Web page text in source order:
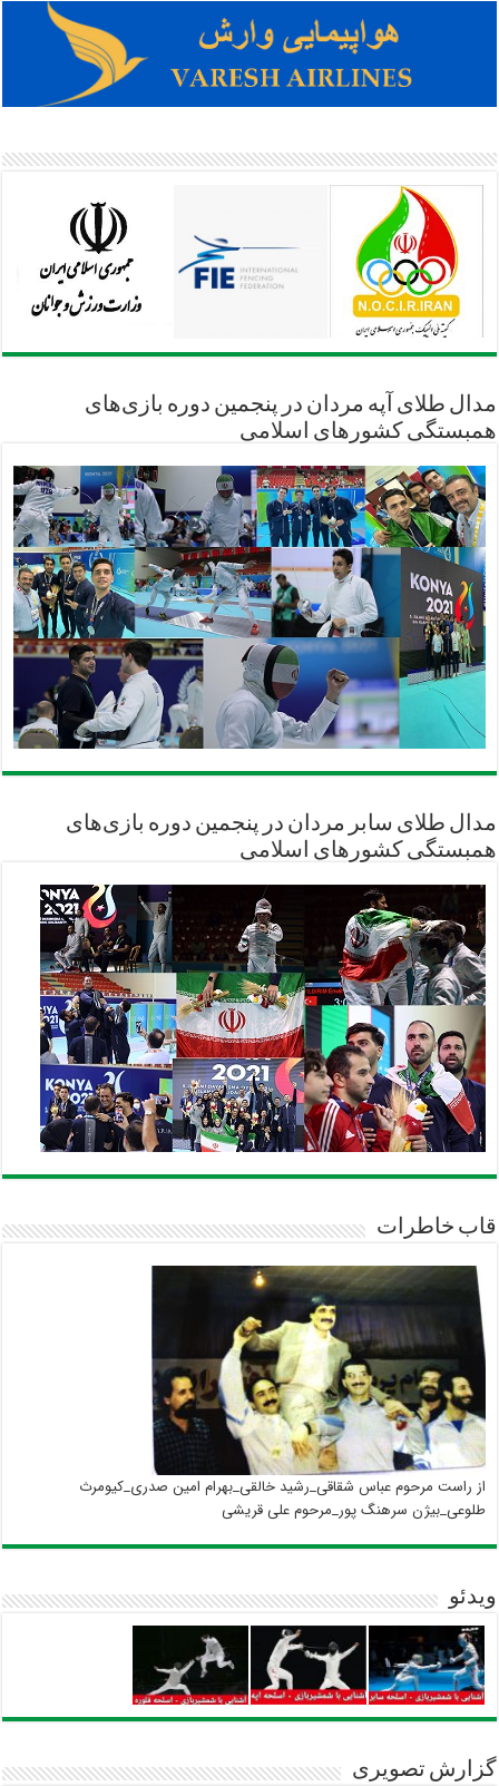
مدال طلای آپه مردان در پنجمین دوره بازی‌های
همبستگی کشورهای اسلامی
مدال طلای سابر مردان در پنجمین دوره بازی‌های
همبستگی کشورهای اسلامی
قاب خاطرات
از راست مرحوم عباس شقاقی_رشید خالقی_بهرام امین صدری_کیومرث
طلوعی_بیژن سرهنگ پور_مرحوم علی قریشی
ویدئو
گزارش تصویری